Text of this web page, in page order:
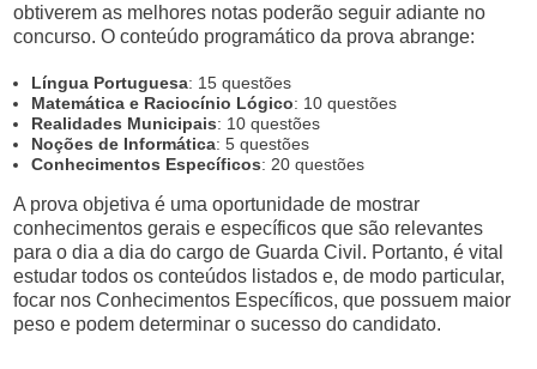
obtiverem as melhores notas poderão seguir adiante no
concurso. O conteúdo programático da prova abrange:
Língua Portuguesa: 15 questões
Matemática e Raciocínio Lógico: 10 questões
Realidades Municipais: 10 questões
Noções de Informática: 5 questões
Conhecimentos Específicos: 20 questões
A prova objetiva é uma oportunidade de mostrar
conhecimentos gerais e específicos que são relevantes
para o dia a dia do cargo de Guarda Civil. Portanto, é vital
estudar todos os conteúdos listados e, de modo particular,
focar nos Conhecimentos Específicos, que possuem maior
peso e podem determinar o sucesso do candidato.